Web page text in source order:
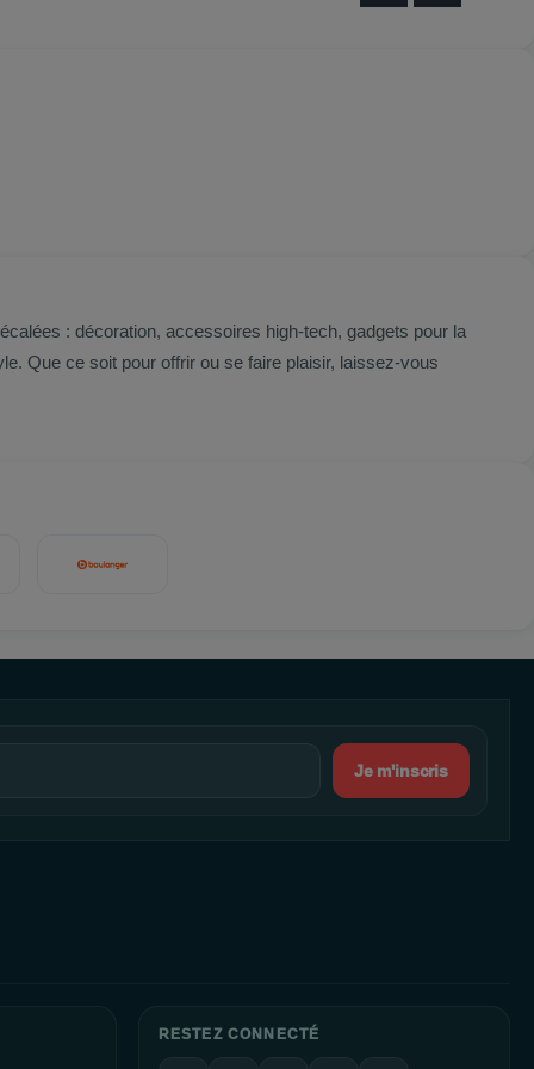
: décoration, accessoires high-tech, gadgets pour la
Que ce soit pour offrir ou se faire plaisir, laissez-vous
Je m'inscris
RESTEZ CONNECTÉ